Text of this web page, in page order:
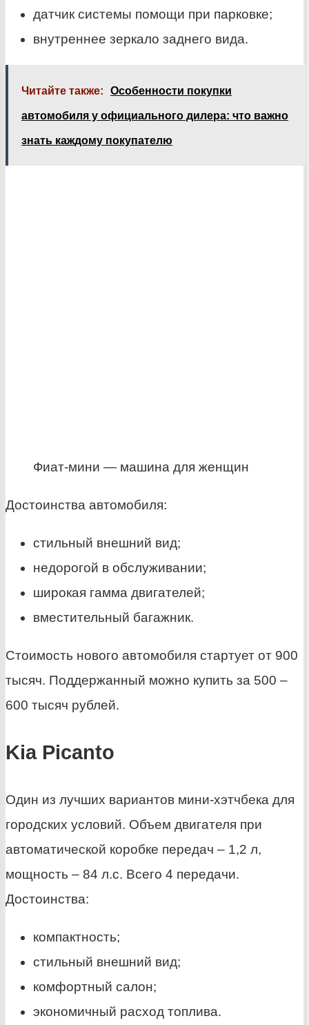
датчик системы помощи при парковке;
внутреннее зеркало заднего вида.
Читайте также: Особенности покупки
автомобиля у официального дилера: что важно
знать каждому покупателю
Фиат-мини — машина для женщин
Достоинства автомобиля:
стильный внешний вид;
недорогой в обслуживании;
широкая гамма двигателей;
вместительный багажник.
Стоимость нового автомобиля стартует от 900
тысяч. Поддержанный можно купить за 500 –
600 тысяч рублей.
Kia Picanto
Один из лучших вариантов мини-хэтчбека для
городских условий. Объем двигателя при
автоматической коробке передач – 1,2 л,
мощность – 84 л.с. Всего 4 передачи.
Достоинства:
компактность;
стильный внешний вид;
комфортный салон;
экономичный расход топлива.